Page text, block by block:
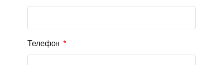
Телефон